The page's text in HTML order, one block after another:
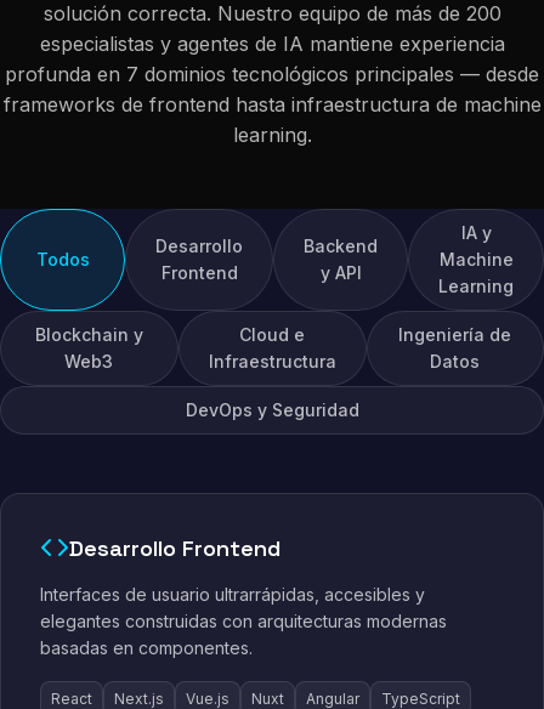
solución correcta. Nuestro equipo de más de 200
especialistas y agentes de IA mantiene experiencia
profunda en 7 dominios tecnológicos principales — desde
frameworks de frontend hasta infraestructura de machine
learning.
Todos
Desarrollo
Frontend
Backend
y API
IA y
Machine
Learning
Blockchain y
Web3
Cloud e
Infraestructura
Ingeniería de
Datos
DevOps y Seguridad
Desarrollo Frontend
Interfaces de usuario ultrarrápidas, accesibles y
elegantes construidas con arquitecturas modernas
basadas en componentes.
React Next.js Vue.js Nuxt Angular
TypeScript